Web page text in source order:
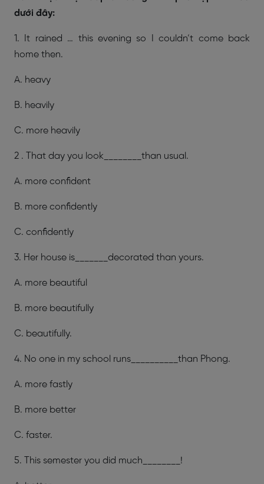
dưới đây:
1. It rained … this evening so I couldn’t come back
home then.
A. heavy
B. heavily
C. more heavily
2 . That day you look________than usual.
A. more confident
B. more confidently
C. confidently
3. Her house is_______decorated than yours.
A. more beautiful
B. more beautifully
C. beautifully.
4. No one in my school runs__________than Phong.
A. more fastly
B. more better
C. faster.
5. This semester you did much________!